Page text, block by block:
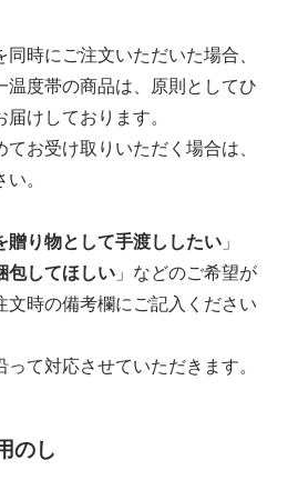
時にご注文いただいた場合、
温度帯の商品は、原則としてひ
けしております。
お受け取りいただく場合は、
。
贈り物として手渡ししたい」
包してほしい」などのご希望が
文時の備考欄にご記入ください
て対応させていただきます。
のし